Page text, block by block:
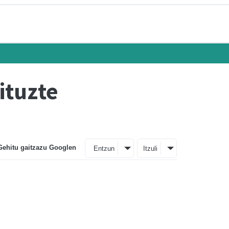
gaitzazu Googlen Entzun Itzuli